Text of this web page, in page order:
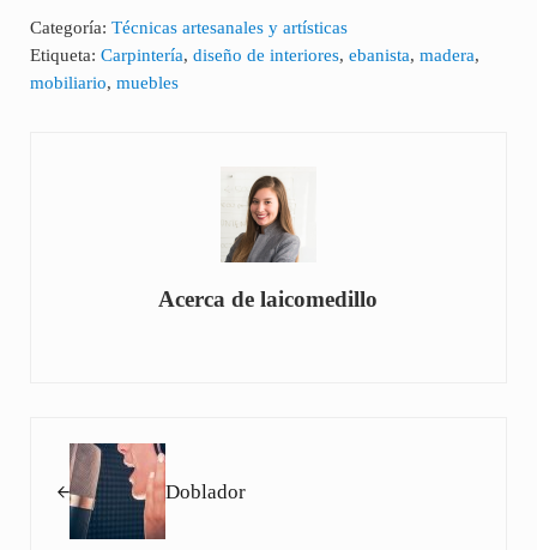
Categoría: Técnicas artesanales y artísticas
Etiqueta: Carpintería, diseño de interiores, ebanista, madera,
mobiliario, muebles
Acerca delaicomedillo
Doblador